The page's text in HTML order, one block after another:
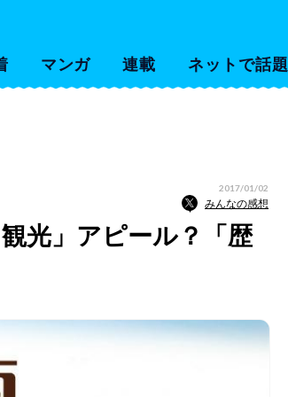
マンガ 連載 ネットで話題
2017/01/02
みんなの感想
光」アピール？「歴